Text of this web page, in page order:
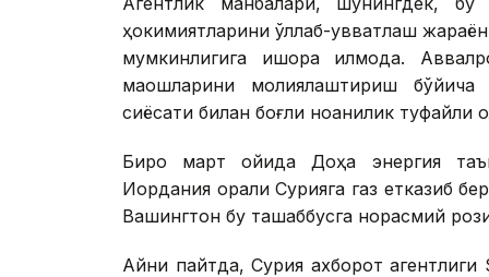
ҳокимиятларини қўллаб-қувватлаш
мумкинлигига ишора қилмоқда.
маошларини молиялаштириш
сиёсати билан боғлиқ ноаниқлик туфайли
Бироқ март ойида Доҳа энергия
Иордания орқали Сурияга газ етказиб
Вашингтон бу ташаббусга норасмий
Айни пайтда, Сурия ахборот